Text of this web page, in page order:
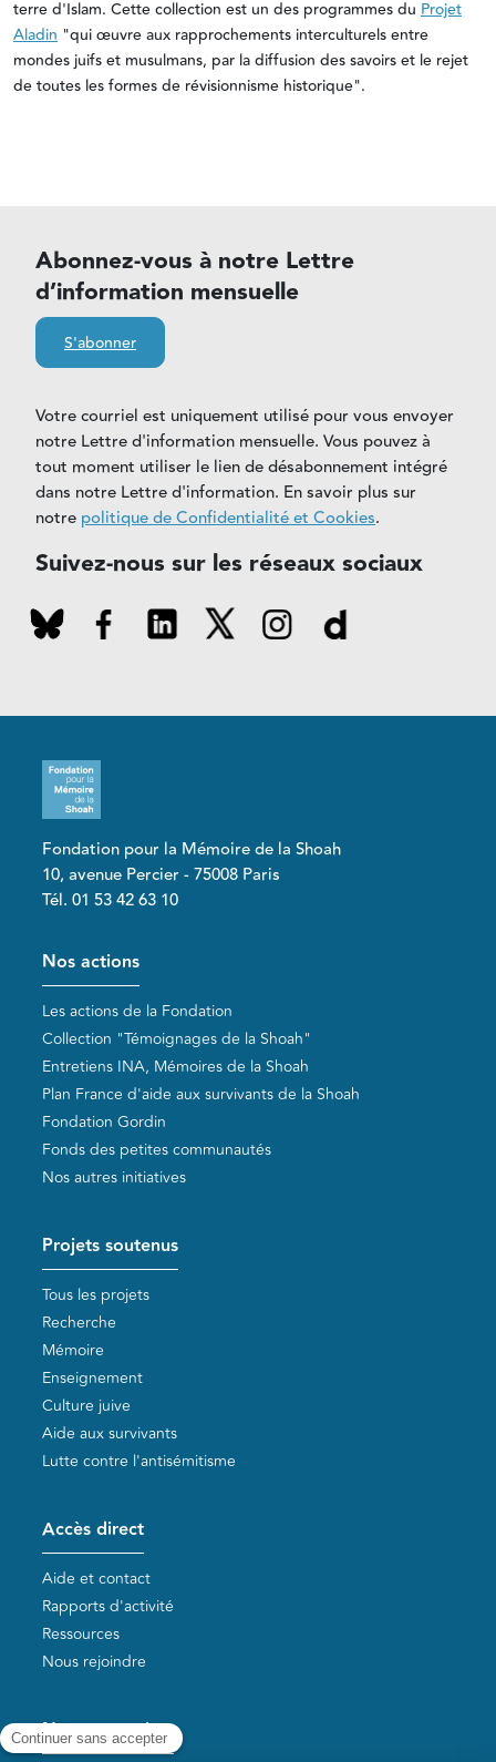
terre d'Islam. Cette collection est un des programmes du Projet
Aladin "qui œuvre aux rapprochements interculturels entre
mondes juifs et musulmans, par la diffusion des savoirs et le rejet
de toutes les formes de révisionnisme historique".
Abonnez-vous à notre Lettre
d’information mensuelle
S'abonner
Votre courriel est uniquement utilisé pour vous envoyer
notre Lettre d'information mensuelle. Vous pouvez à
tout moment utiliser le lien de désabonnement intégré
dans notre Lettre d'information. En savoir plus sur
notre politique de Confidentialité et Cookies.
Suivez-nous sur les réseaux sociaux
Fondation pour la Mémoire de la Shoah
10, avenue Percier - 75008 Paris
Tél. 01 53 42 63 10
Pied de page
Nos actions
Les actions de la Fondation
Collection "Témoignages de la Shoah"
Entretiens INA, Mémoires de la Shoah
Plan France d'aide aux survivants de la Shoah
Fondation Gordin
Fonds des petites communautés
Nos autres initiatives
Projets soutenus
Tous les projets
Recherche
Mémoire
Enseignement
Culture juive
Aide aux survivants
Lutte contre l'antisémitisme
Accès direct
Aide et contact
Rapports d'activité
Ressources
Nous rejoindre
Nos autres sites